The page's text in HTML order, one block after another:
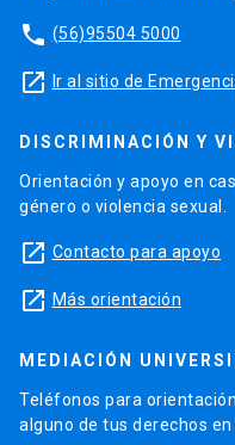
phone (56)95504 5000
launch Ir al sitio de
DISCRIMINACIÓN Y
Orientación y apoyo en
género o violencia sexual.
launch Contacto para apoyo
launch Más orientación
MEDIACIÓN
Teléfonos para
alguno de tus derechos